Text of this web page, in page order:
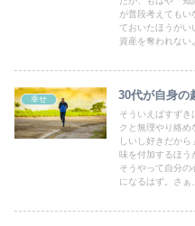
が普段考えてもい
ておいたほうがい
資産を奪われない
幸せ 30代が自身の
そういえばすずき
クと無理やり絡め
しいし好きだか
味を付加するほう
そうやって自分の
になるはず。さぁ